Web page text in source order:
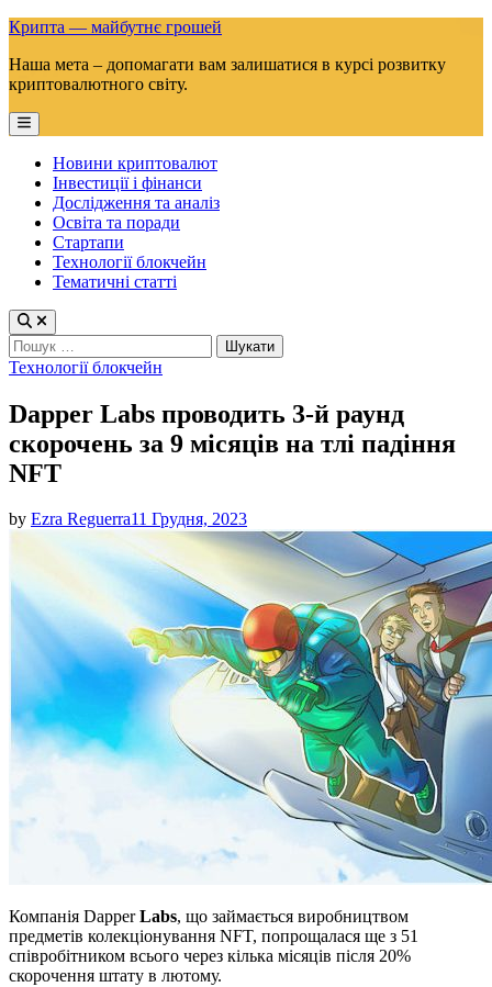
Skip
content
Крипта — майбутнє грошей
Наша мета – допомагати вам залишатися в курсі розвитку
криптовалютного світу.
Main
Menu
Новини криптовалют
Інвестиції і фінанси
Дослідження та аналіз
Освіта та поради
Стартапи
Технології блокчейн
Тематичні статті
Пошук:
Posted
Технології блокчейн
Dapper Labs проводить 3-й раунд
скорочень за 9 місяців на тлі падіння
NFT
by Ezra Reguerra11 Грудня, 2023
Компанія DapperLabs, що займається виробництвом
предметів колекціонування NFT, попрощалася ще з 51
співробітником всього через кілька місяців після 20%
скорочення штату в лютому.